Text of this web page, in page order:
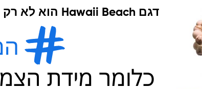
דגם Hawaii Beach הוא לא רק תכשיט, אלא סמל לתשוקה לחיים חופשיים ומלאי חוויות.